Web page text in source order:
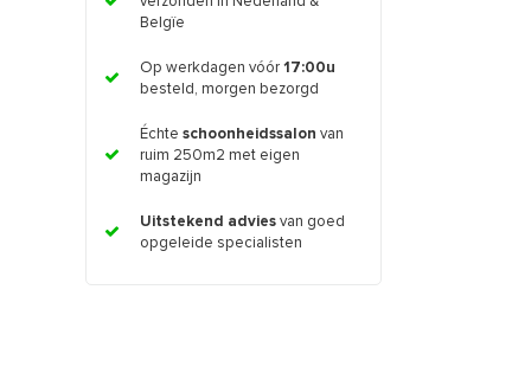
Belgïe
Op werkdagen vóór 17:00u
besteld, morgen bezorgd
Échte schoonheidssalon van
ruim 250m2 met eigen
magazijn
Uitstekend advies van goed
opgeleide specialisten